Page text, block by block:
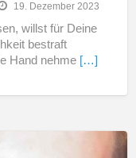
19. Dezember 2023
willst für Deine
bestraft
Hand nehme […]